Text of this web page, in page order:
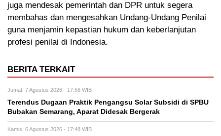
juga mendesak pemerintah dan DPR untuk segera
membahas dan mengesahkan Undang-Undang Penilai
guna menjamin kepastian hukum dan keberlanjutan
profesi penilai di Indonesia.
BERITA TERKAIT
Jumat, 7 Agustus 2026 - 17:56 WIB
Terendus Dugaan Praktik Pengangsu Solar Subsidi di SPBU
Bubakan Semarang, Aparat Didesak Bergerak
Kamis, 6 Agustus 2026 - 17:48 WIB